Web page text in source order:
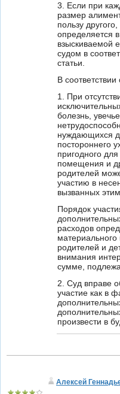
3. Если при
размер
пользу
определяется
взыскиваемой
судом в
статьи.
В
1. При
болезнь,
нуждающихся
постороннего
пригодного
помещения и
родителей
участию в
вызванных
Порядок
расходов
родителей и
внимания
сумме,
2. Суд вправе
участие как в
произвести в
Алексей